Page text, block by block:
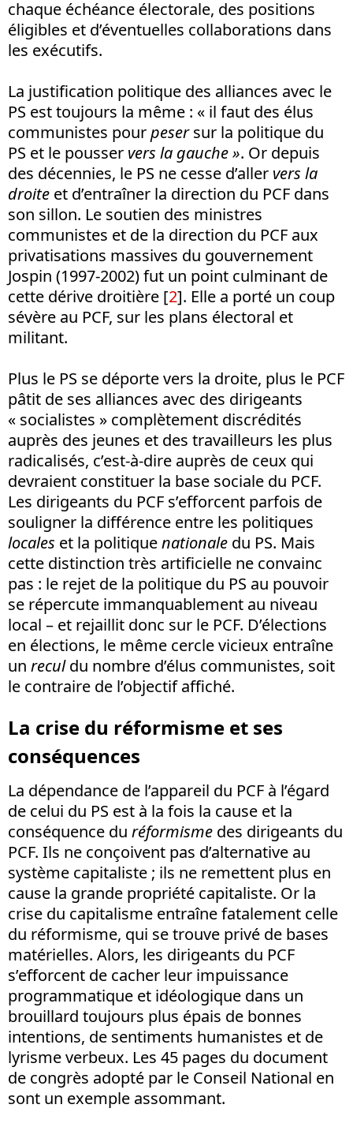
chaque échéance électorale, des positions
éligibles et d’éventuelles collaborations dans
les exécutifs.
La justification politique des alliances avec le
PS est toujours la même : « il faut des élus
communistes pourpesersur la politique du
PS et le pousser vers la gauche ». Or depuis
des décennies, le PS ne cesse d’aller vers la
droite et d’entraîner la direction du PCF dans
son sillon. Le soutien des ministres
communistes et de la direction du PCF aux
privatisations massives du gouvernement
Jospin (1997-2002) fut un point culminant de
cette dérive droitière [2]. Elle a porté un coup
sévère au PCF, sur les plans électoral et
militant.
Plus le PS se déporte vers la droite, plus le PCF
pâtit de ses alliances avec des dirigeants
« socialistes » complètement discrédités
auprès des jeunes et des travailleurs les plus
radicalisés, c’est-à-dire auprès de ceux qui
devraient constituer la base sociale du PCF.
Les dirigeants du PCF s’efforcent parfois de
souligner la différence entre les politiques
locales et la politiquenationale du PS. Mais
cette distinction très artificielle ne convainc
pas : le rejet de la politique du PS au pouvoir
se répercute immanquablement au niveau
local – et rejaillit donc sur le PCF. D’élections
en élections, le même cercle vicieux entraîne
un reculdu nombre d’élus communistes, soit
le contraire de l’objectif affiché.
La crise du réformisme et ses
conséquences
La dépendance de l’appareil du PCF à l’égard
de celui du PS est à la fois la cause et la
conséquence du réformisme des dirigeants du
PCF. Ils ne conçoivent pas d’alternative au
système capitaliste ; ils ne remettent plus en
cause la grande propriété capitaliste. Or la
crise du capitalisme entraîne fatalement celle
du réformisme, qui se trouve privé de bases
matérielles. Alors, les dirigeants du PCF
s’efforcent de cacher leur impuissance
programmatique et idéologique dans un
brouillard toujours plus épais de bonnes
intentions, de sentiments humanistes et de
lyrisme verbeux. Les 45 pages du document
de congrès adopté par le Conseil National en
sont un exemple assommant.